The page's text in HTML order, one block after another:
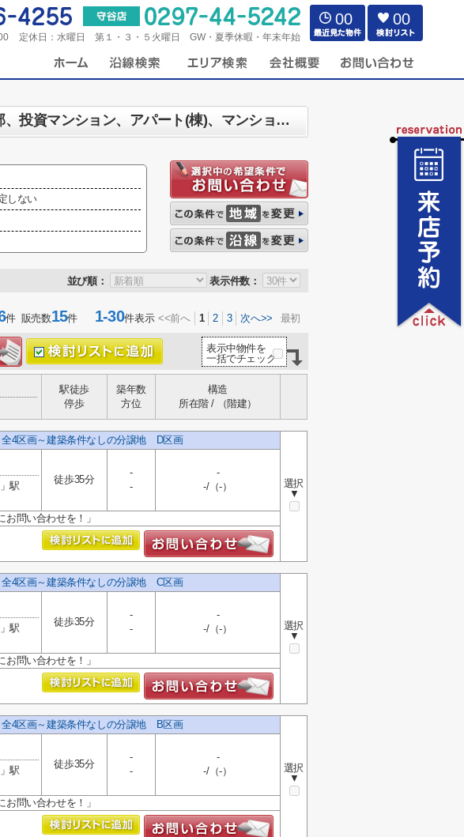
定休日： 水曜日 第１・３・５火曜日 GW・夏季休暇・年末年始
00 00
つくば市 マンション、戸建、土地、店舗、事務所、住宅以外建物全部、投資マンション、アパート(棟)、マンション(棟)、ビル、戸建、店舗事務所、その他、土地一覧
しない
並び順： 表示件数：
件 販売数15件 1-30件表示 <<前へ 1 2 3 次へ>> 最初
表示中物件を
一括でチェック
駅徒歩
停歩
築年数
方位
構造
所在階 / （階建）
4区画～建築条件なしの分譲地 D区画
選択
▼
」駅
徒歩35分
-
-
-
-/（-）
お問い合わせを！」
4区画～建築条件なしの分譲地 C区画
選択
▼
」駅
徒歩35分
-
-
-
-/（-）
お問い合わせを！」
4区画～建築条件なしの分譲地 B区画
選択
▼
」駅
徒歩35分
-
-
-
-/（-）
お問い合わせを！」